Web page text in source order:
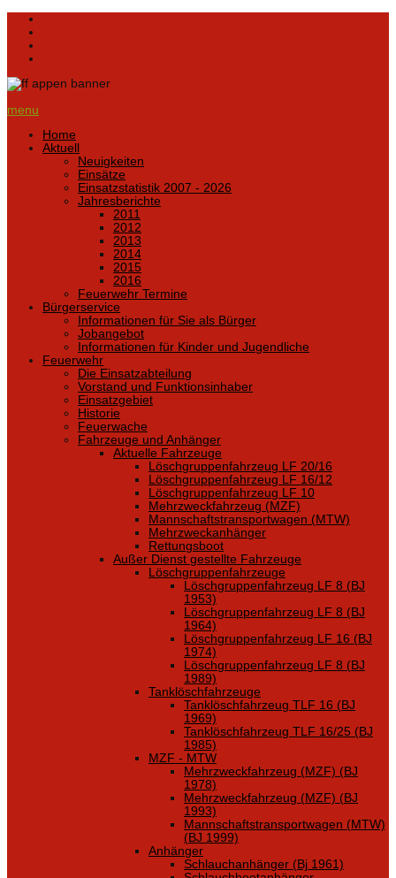
menu
Home
Aktuell
Neuigkeiten
Einsätze
Einsatzstatistik 2007 - 2026
Jahresberichte
2011
2012
2013
2014
2015
2016
Feuerwehr Termine
Bürgerservice
Informationen für Sie als Bürger
Jobangebot
Informationen für Kinder und Jugendliche
Feuerwehr
Die Einsatzabteilung
Vorstand und Funktionsinhaber
Einsatzgebiet
Historie
Feuerwache
Fahrzeuge und Anhänger
Aktuelle Fahrzeuge
Löschgruppenfahrzeug LF 20/16
Löschgruppenfahrzeug LF 16/12
Löschgruppenfahrzeug LF 10
Mehrzweckfahrzeug (MZF)
Mannschaftstransportwagen (MTW)
Mehrzweckanhänger
Rettungsboot
Außer Dienst gestellte Fahrzeuge
Löschgruppenfahrzeuge
Löschgruppenfahrzeug LF 8 (BJ
1953)
Löschgruppenfahrzeug LF 8 (BJ
1964)
Löschgruppenfahrzeug LF 16 (BJ
1974)
Löschgruppenfahrzeug LF 8 (BJ
1989)
Tanklöschfahrzeuge
Tanklöschfahrzeug TLF 16 (BJ
1969)
Tanklöschfahrzeug TLF 16/25 (BJ
1985)
MZF - MTW
Mehrzweckfahrzeug (MZF) (BJ
1978)
Mehrzweckfahrzeug (MZF) (BJ
1993)
Mannschaftstransportwagen (MTW)
(BJ 1999)
Anhänger
Schlauchanhänger (Bj 1961)